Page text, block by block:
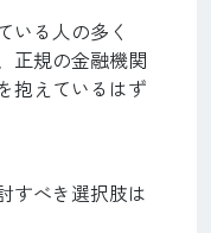
いる人の多く
正規の金融機関
抱えているはず
すべき選択肢は